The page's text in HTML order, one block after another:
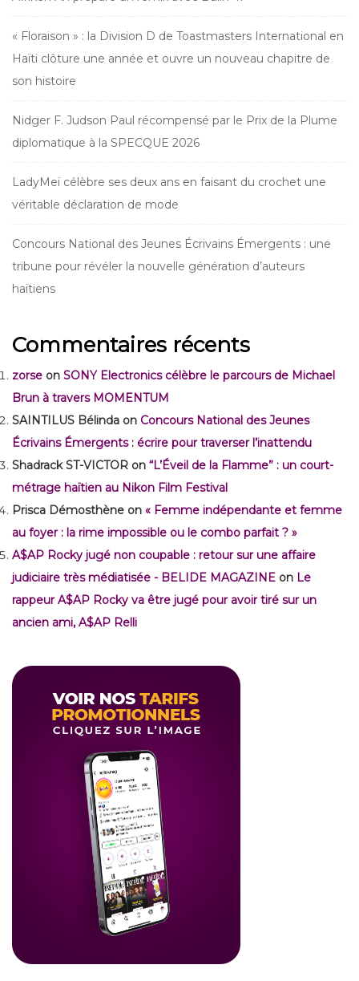
« Floraison » : la Division D de Toastmasters International en
Haïti clôture une année et ouvre un nouveau chapitre de
son histoire
Nidger F. Judson Paul récompensé par le Prix de la Plume
diplomatique à la SPECQUE 2026
LadyMeï célèbre ses deux ans en faisant du crochet une
véritable déclaration de mode
Concours National des Jeunes Écrivains Émergents : une
tribune pour révéler la nouvelle génération d’auteurs
haïtiens
Commentaires récents
zorse on SONY Electronics célèbre le parcours de Michael
Brun à travers MOMENTUM
SAINTILUS Bélinda on Concours National des Jeunes
Écrivains Émergents : écrire pour traverser l’inattendu
Shadrack ST-VICTOR on “L’Éveil de la Flamme” : un court-
métrage haïtien au Nikon Film Festival
Prisca Démosthène on « Femme indépendante et femme
au foyer : la rime impossible ou le combo parfait ? »
A$AP Rocky jugé non coupable : retour sur une affaire
judiciaire très médiatisée - BELIDE MAGAZINE on Le
rappeur A$AP Rocky va être jugé pour avoir tiré sur un
ancien ami, A$AP Relli